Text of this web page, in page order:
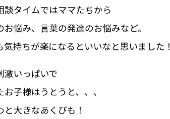
談タイムではママたちから
お悩み、言葉の発達のお悩みなど。
気持ちが楽になるといいなと思いました！
激いっぱいで
子様はうとうと、、、
と大きなあくびも！